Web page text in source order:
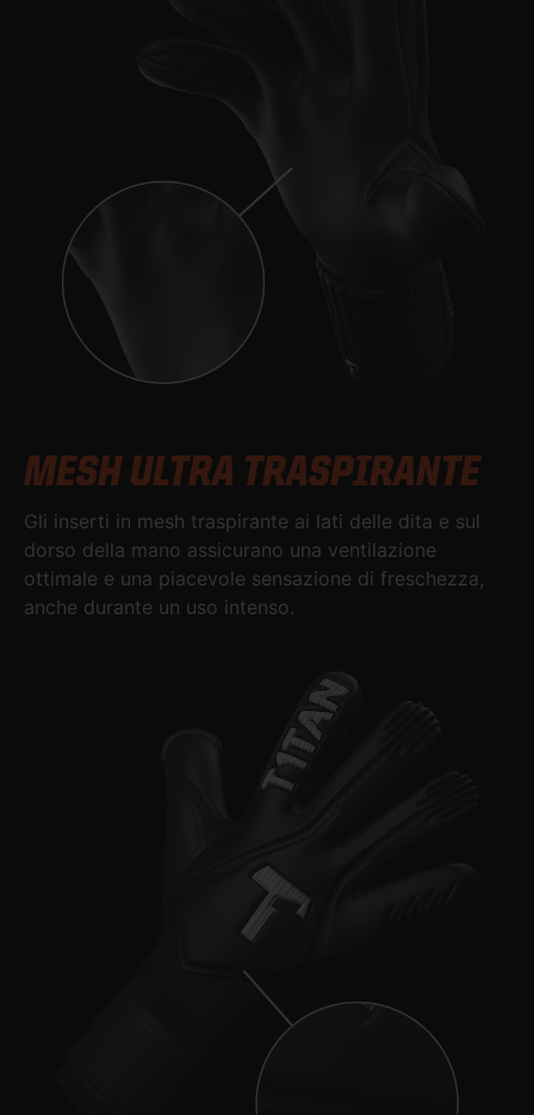
MESH ULTRA TRASPIRANTE
Gli inserti in mesh traspirante ai lati delle dita e sul
dorso della mano assicurano una ventilazione
ottimale e una piacevole sensazione di freschezza,
anche durante un uso intenso.